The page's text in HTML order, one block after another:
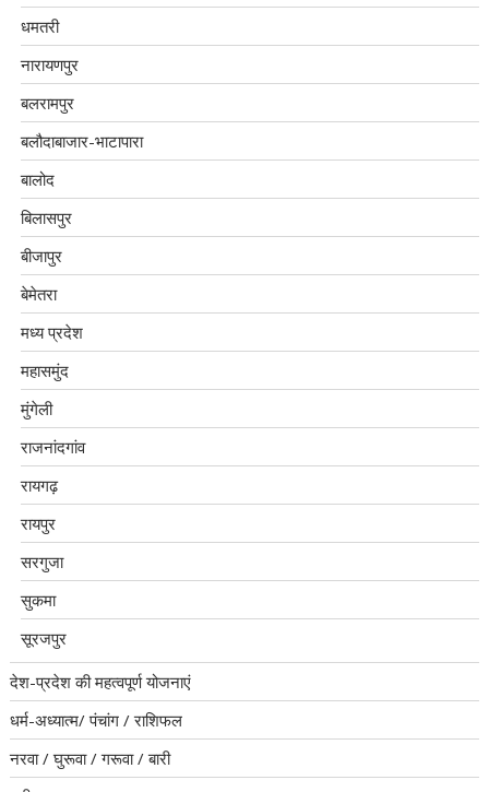
धमतरी
नारायणपुर
बलरामपुर
बलौदाबाजार-भाटापारा
बालोद
बिलासपुर
बीजापुर
बेमेतरा
मध्य प्रदेश
महासमुंद
मुंगेली
राजनांदगांव
रायगढ़
रायपुर
सरगुजा
सुकमा
सूरजपुर
देश-प्रदेश की महत्वपूर्ण योजनाएं
धर्म-अध्यात्म/ पंचांग / राशिफल
नरवा / घुरूवा / गरूवा / बारी